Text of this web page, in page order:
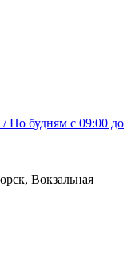
По будням c 09:00 до
Вокзальная